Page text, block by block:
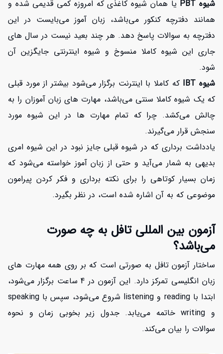
شیوه PBT
یا همان شیوه کاغذی که امروزه کمی قدیمی شده و
همانند دفترچه کنکور می‌باشد، زبان آموز می‌بایست در این
دفترچه به سوالات پاسخ دهد. هر چند بعید نیست در سال های
جاری این شیوه کاملا منسوخ و شیوه اینترنتی جایگزین آن
شود.
شیوه IBT
که کاملا با اینترنت برگزار می‌شود بیشتر از مورد قبلی
که یک شیوه کاملا سنتی می‌باشد، مهارت های زبان آموزان را به
چالش می‌کشد. چرا که تمام مهارت ها در این شیوه مورد
سنجش قرار می‌گیرند.
یادداشت برداری که در شیوه قبلی جایز نبود در این شیوه امری
بدیهی به شمار می‌آید و حتی از زبان آموز خواسته می‌شود که
زمان بسیار کوتاهی را برای نکته برداری و فکر کردن پیرامون
موضوعی که به آن اشاره شده است، در نظر بگیرد.
آزمون بین المللی تافل به چه صورت
می‌باشد؟
ساختار آزمون تافل به صورتی است که بر روی همه مهارت های
زبان انگلیسی تمرکز دارد. این آزمون در 4 ساعت برگزار می‌شود،
ابتدا با reading و listening شروع می‌شود، سپس با speaking
و writing خاتمه می‌یابد. جدول زیر بخوبی زمان و نحوه
سوالات را بیان می‌کند.